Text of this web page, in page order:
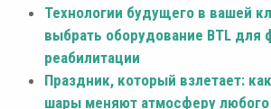
Технологии будущего в вашей
выбрать оборудование BTL для
реабилитации
Праздник, который взлетает:
шары меняют атмосферу